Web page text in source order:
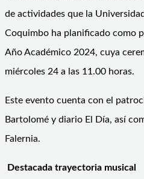
de actividades que la
Coquimbo ha planificado como
Año Académico 2024, cuya
miércoles 24 a las 11.00 horas.
Este evento cuenta con el
Bartolomé y diario El Día, así
Falernia.
Destacada trayectoria musical